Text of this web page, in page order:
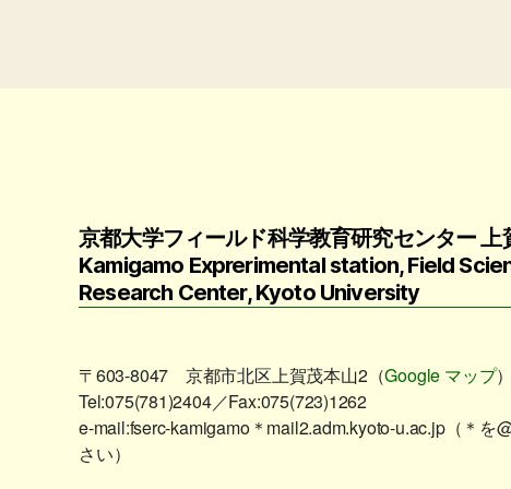
京都大学フィールド科学教育研究センター 上
Kamigamo Exprerimental station, Field
Research Center, Kyoto University
〒603-8047 京都市北区上賀茂本山2（Google マップ）
Tel:075(781)2404／Fax:075(723)1262
e-mail:fserc-kamigamo＊mail2.adm.kyoto-u.ac.jp（＊を
さい）